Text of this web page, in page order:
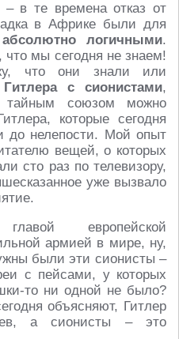
в те времена отказ от
в Африке были для
абсолютно логичными.
что мы сегодня не знаем!
что они знали или
с сионистами,
тайным союзом можно
которые сегодня
до нелепости. Мой опыт
вещей, о которых
сто раз по телевизору,
уже вызвало
европейской
армией в мире, ну,
были эти сионисты –
с пейсами, у которых
то ни одной не было?
объясняют, Гитлер
а сионисты – это